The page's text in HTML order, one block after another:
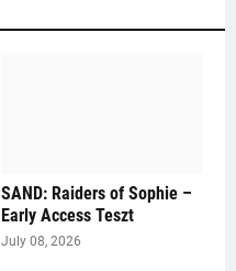
SAND: Raiders of Sophie –
Early Access Teszt
July 08, 2026